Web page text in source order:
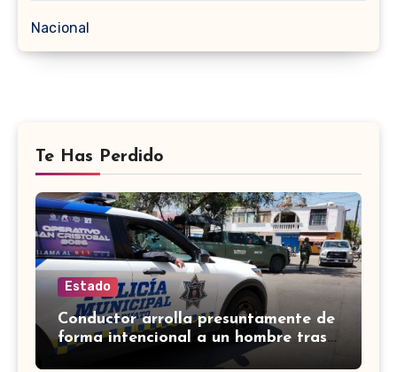
Nacional
Te Has Perdido
Estado
Conductor arrolla presuntamente de
forma intencional a un hombre tras
una riña en Celaya